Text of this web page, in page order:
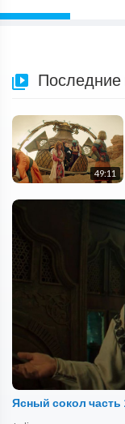
Последние
49:11
Ясный сокол часть